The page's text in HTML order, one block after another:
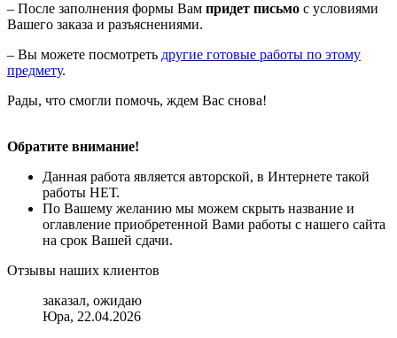
– После заполнения формы Вам придет письмо с условиями
Вашего заказа и разъяснениями.
– Вы можете посмотреть другие готовые работы по этому
предмету.
Рады, что смогли помочь, ждем Вас снова!
Обратите внимание!
Данная работа является авторской, в Интернете такой
работы НЕТ.
По Вашему желанию мы можем скрыть название и
оглавление приобретенной Вами работы с нашего сайта
на срок Вашей сдачи.
Отзывы наших клиентов
заказал, ожидаю
Юра, 22.04.2026